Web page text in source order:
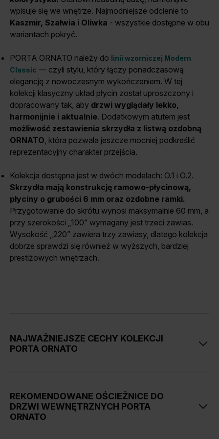
wpisuje się we wnętrze. Najmodniejsze odcienie to
Kaszmir, Szałwia i Oliwka - wszystkie dostępne w obu
wariantach pokryć.
PORTA ORNATO należy do linii wzorniczej Modern
Classic — czyli stylu, który łączy ponadczasową
elegancję z nowoczesnym wykończeniem. W tej
kolekcji klasyczny układ płycin został uproszczony i
dopracowany tak, aby drzwi wyglądały lekko,
harmonijnie i aktualnie. Dodatkowym atutem jest
możliwość zestawienia skrzydła z listwą ozdobną
ORNATO, która pozwala jeszcze mocniej podkreślić
reprezentacyjny charakter przejścia.
Kolekcja dostępna jest w dwóch modelach: O.1 i O.2.
Skrzydła mają konstrukcję ramowo-płycinową,
płyciny o grubości 6 mm oraz ozdobne ramki.
Przygotowanie do skrótu wynosi maksymalnie 60 mm, a
przy szerokości „100” wymagany jest trzeci zawias.
Wysokość „220” zawiera trzy zawiasy, dlatego kolekcja
dobrze sprawdzi się również w wyższych, bardziej
prestiżowych wnętrzach.
NAJWAŻNIEJSZE CECHY KOLEKCJI
PORTA ORNATO
Kolekcja obejmuje modele O.1 i O.2.
Konstrukcja ramowo-płycinowa.
Skrzydła posiadają płyciny o grubości 6 mm oraz
REKOMENDOWANE OŚCIEŻNICE DO
DRZWI WEWNĘTRZNYCH PORTA
ORNATO